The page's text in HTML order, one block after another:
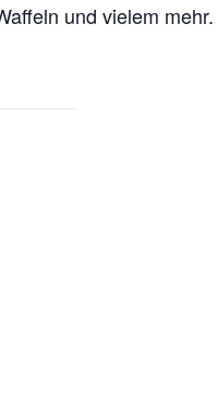
und vielem mehr.